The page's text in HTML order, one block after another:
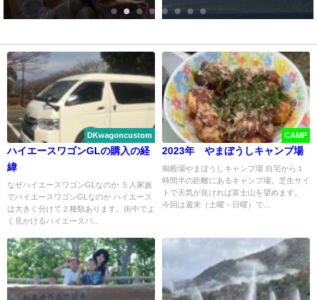
DKwagoncustom
ハイエースワゴンGLの購入の経
緯
なぜハイエースワゴンGLなのか ５人家族
でハイエースワゴンGLなのか ハイエース
は大きく分けて２種類あります。街中でよ
く見かけるハイエースバ...
CAMP
2023年 やまぼうしキャンプ場
御殿場やまぼうしキャンプ場 自宅から１
時間半の距離にあるキャンプ場。芝生サイ
トで天気が良ければ富士山を望めます。
今回は週末（土曜・日曜）で...